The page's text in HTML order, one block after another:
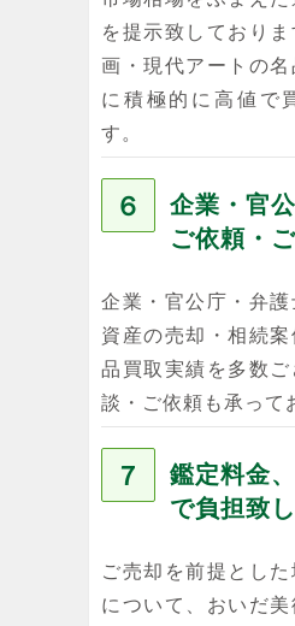
を提示致しており
画・現代アートの
に積極的に高値で
す。
６
企業・官
ご依頼・
企業・官公庁・弁
資産の売却・相続
品買取実績を多数
談・ご依頼も承って
７
鑑定料金
で負担致
ご売却を前提とし
について、おいだ